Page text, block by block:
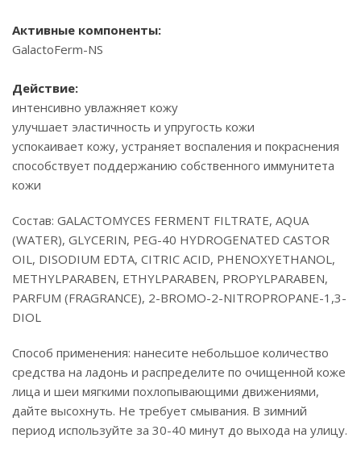
Активные компоненты:
GalactoFerm-NS
Действие:
интенсивно увлажняет кожу
улучшает эластичность и упругость кожи
успокаивает кожу, устраняет воспаления и покраснения
способствует поддержанию собственного иммунитета
кожи
Состав: GALACTOMYCES FERMENT FILTRATE, AQUA
(WATER), GLYCERIN, PEG-40 HYDROGENATED CASTOR
OIL, DISODIUM EDTA, CITRIC ACID, PHENOXYETHANOL,
METHYLPARABEN, ETHYLPARABEN, PROPYLPARABEN,
PARFUM (FRAGRANCE), 2-BROMO-2-NITROPROPANE-1,3-
DIOL
Способ применения: нанесите небольшое количество
средства на ладонь и распределите по очищенной коже
лица и шеи мягкими похлопывающими движениями,
дайте высохнуть. Не требует смывания. В зимний
период используйте за 30-40 минут до выхода на улицу.